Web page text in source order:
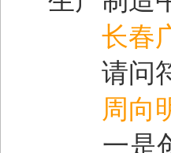
长春
请问符
周向
一是创